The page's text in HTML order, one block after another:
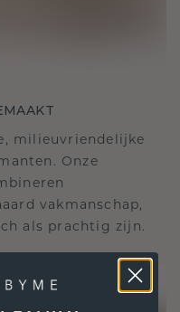
milieuvriendelijke
Onze
vakmanschap,
als prachtig zijn.